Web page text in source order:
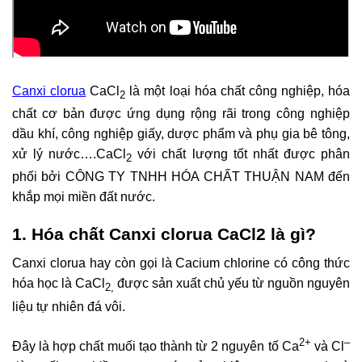
Canxi clorua CaCl 2 là một loại hóa chất công nghiệp, hóa
chất cơ bản được ứng dụng rộng rãi trong công nghiệp
dầu khí, công nghiệp giấy, dược phẩm và phụ gia bê tông,
xử lý nước….CaCl 2 với chất lượng tốt nhất được phân
phối bởi CÔNG TY TNHH HÓA CHẤT THUẬN NAM đến
khắp mọi miền đất nước.
1. Hóa chất Canxi clorua CaCl2 là gì?
Canxi clorua hay còn gọi là Cacium chlorine có công thức
hóa học là CaCl 2, được sản xuất chủ yếu từ nguồn nguyên
liệu tự nhiên đá vôi.
Đây là hợp chất muối tạo thành từ 2 nguyên tố Ca2+ và Cl–